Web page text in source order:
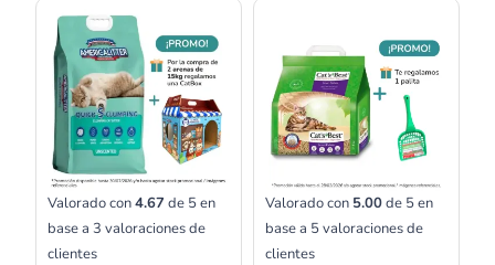
Valorado con4.67 de 5 en
base a 3 valoraciones de
clientes
de
precios:
desde
S/54.90
hasta
S/69.00
Valorado con 5.00de 5 en
base a 5valoraciones de
clientes
precios:
desde
S/44.00
hasta
S/162.00